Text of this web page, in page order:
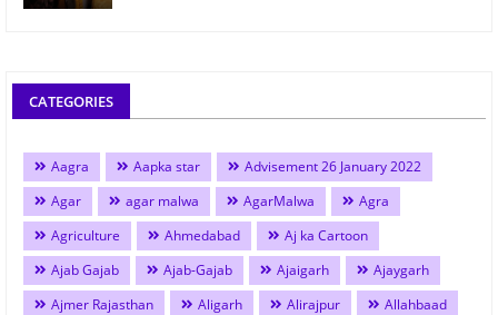
CATEGORIES
Aagra Aapka star
Advisement 26 January 2022
Agar
agar malwa AgarMalwa
Agra
Agriculture
Ahmedabad
Aj ka Cartoon
Ajab Gajab
Ajab-Gajab Ajaigarh
Ajaygarh
Ajmer Rajasthan
Aligarh Alirajpur
Allahbaad